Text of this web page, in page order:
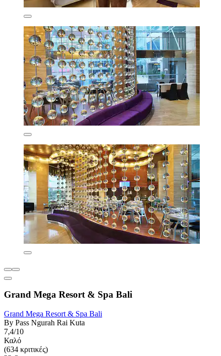
Grand Mega Resort & Spa Bali
Grand Mega Resort & Spa Bali
By Pass Ngurah Rai Kuta
7,4/10
Καλό
(634 κριτικές)